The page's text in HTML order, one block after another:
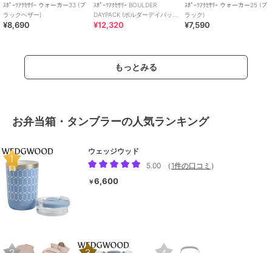
ｽﾎﾟｰﾂｱｸｾｻﾘｰ ウォーカー33 (ブ
ラックヘザー)
¥8,690
ｽﾎﾟｰﾂｱｸｾｻﾘｰ BOULDER
DAYPACK (ボルダーデイパッ
ク)
¥12,320
ｽﾎﾟｰﾂｱｸｾｻﾘｰ ウォーカー25 (ブ
ラック)
¥7,590
もっとみる
お弁当箱・タンブラーの人気ランキング
ウェッジウッド
5.00
（ 1件の口コミ ）
￥6,600